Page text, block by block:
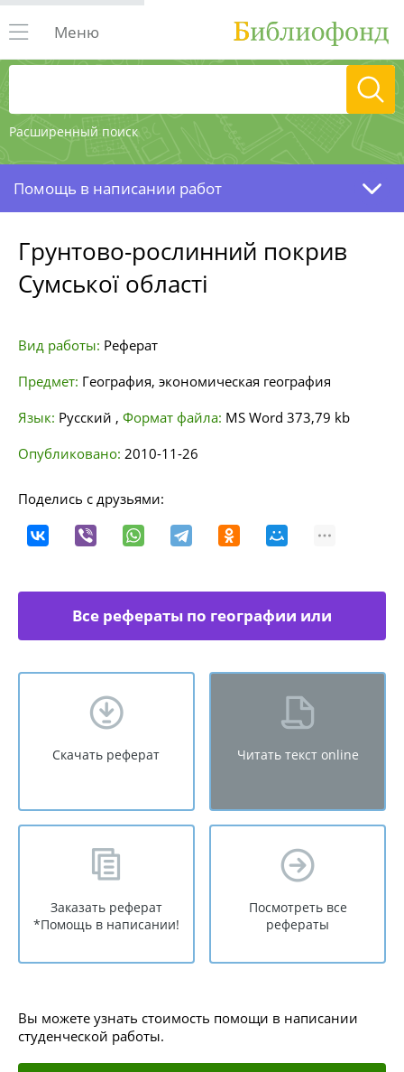
Расширенный поиск
Меню
Помощь в написании работ
Грунтово-рослинний покрив
Сумської області
Вид работы: Реферат
Предмет: География, экономическая география
Язык: Русский , Формат файла: MS Word 373,79 kb
Опубликовано: 2010-11-26
Поделись с друзьями:
Все рефераты по географии или
Скачать реферат Читать текст online
Заказать реферат
*Помощь в написании!
Посмотреть все
рефераты
Вы можете узнать стоимость помощи в написании
студенческой работы.